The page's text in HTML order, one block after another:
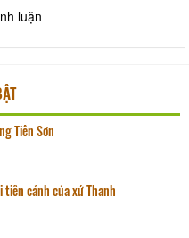
luận
Tiên Sơn
cảnh của xứ Thanh